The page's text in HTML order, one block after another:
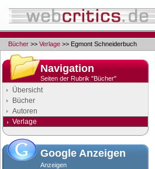
Bücher >> Verlage >> Egmont Schneiderbuch
Navigation
Seiten der Rubrik "Bücher"
Übersicht
Bücher
Autoren
Verlage
Google Anzeigen
Anzeigen